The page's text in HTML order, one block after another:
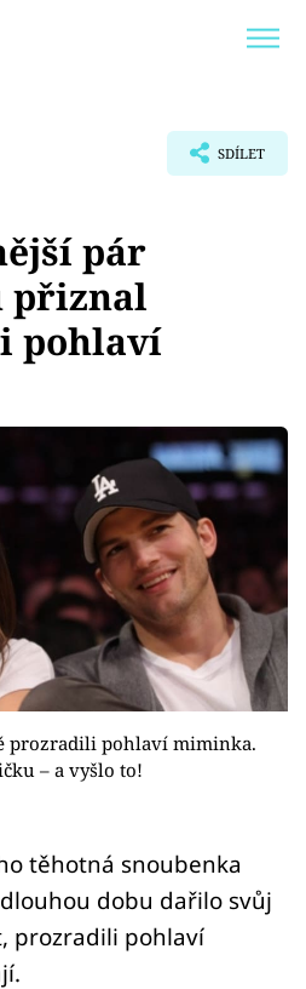
SDÍLET
pár
přiznal
pohlaví
prozradili pohlaví miminka.
– a vyšlo to!
těhotná snoubenka
dobu dařilo svůj
prozradili pohlaví